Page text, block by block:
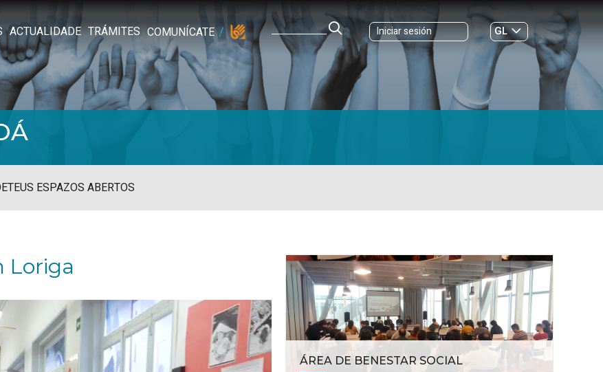
ACTUALIDADE TRÁMITES COMUNÍCATE Iniciar sesión
GL
ES|
TEUS ESPAZOS ABERTOS
Loriga
ÁREA DE BENESTAR SOCIAL